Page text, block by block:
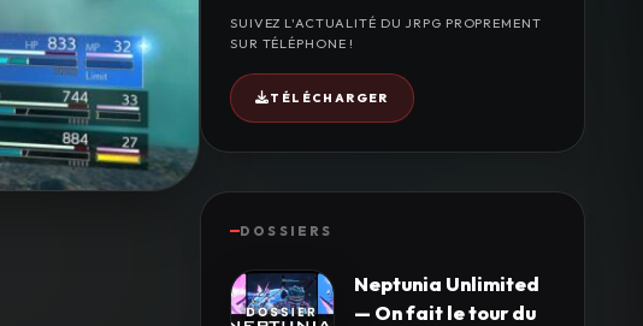
SUIVEZ L'ACTUALITÉ DU JRPG PROPREMENT
SUR TÉLÉPHONE !
TÉLÉCHARGER
DOSSIERS
Neptunia Unlimited
— On fait le tour du